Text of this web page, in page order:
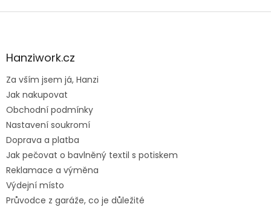
Z
aHanziwork.cz
Za vším jsem já, Hanzi
Jak nakupovat
Obchodní podmínky
Nastavení soukromí
Doprava a platba
Jak pečovat o bavlněný textil s potiskem
Reklamace a výměna
Výdejní místo
Průvodce z garáže, co je důležité